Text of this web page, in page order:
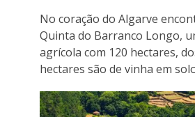
No coração do Algarve
Quinta do Barranco Longo,
agrícola com 120 hectares,
hectares são de vinha em